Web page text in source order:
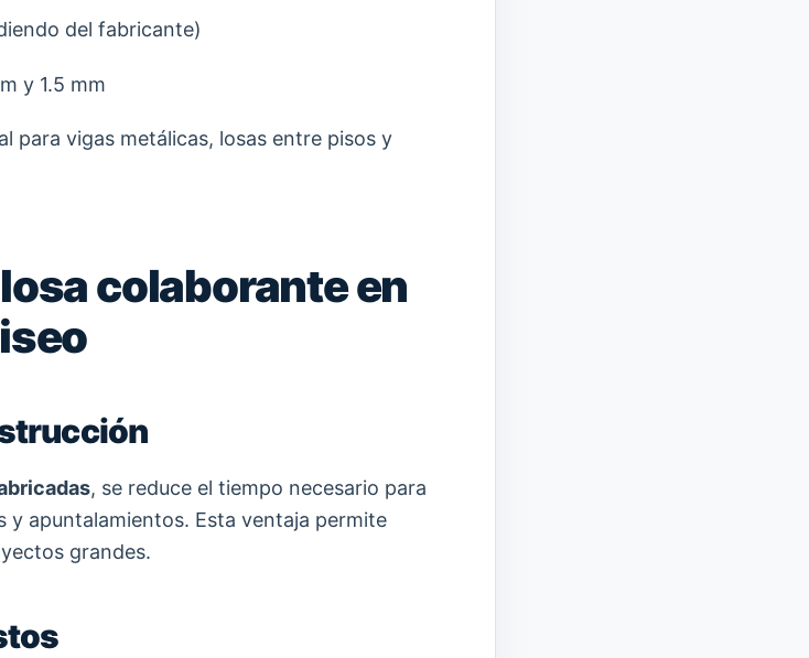
del fabricante)
y 1.5 mm
para vigas metálicas, losas entre pisos y
colaborante en
, se reduce el tiempo necesario para
apuntalamientos. Esta ventaja permite
grandes.